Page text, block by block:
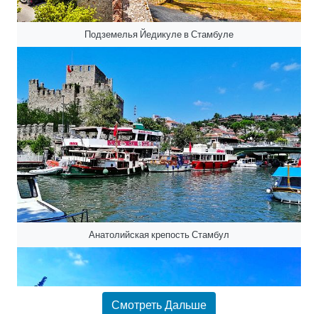
Подземелья Йедикуле в Стамбуле
Анатолийская крепость Стамбул
Смотреть Дальше